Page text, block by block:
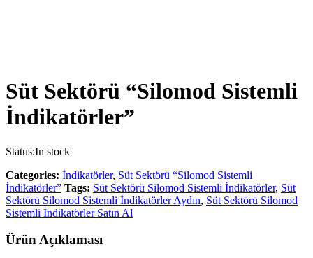
Süt Sektörü “Silomod Sistemli
İndikatörler”
Status:In stock
Categories: İndikatörler, Süt Sektörü “Silomod Sistemli
İndikatörler” Tags: Süt Sektörü Silomod Sistemli İndikatörler, Süt
Sektörü Silomod Sistemli İndikatörler Aydın, Süt Sektörü Silomod
Sistemli İndikatörler Satın Al
Ürün Açıklaması